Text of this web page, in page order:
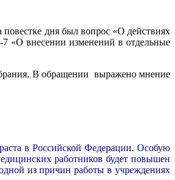
дня был вопрос «О действиях
«О внесении изменений в отдельные
В обращении выражено мнение
в Российской Федерации. Особую
работников будет повышен
из причин работы в учреждениях